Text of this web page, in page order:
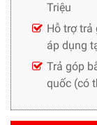
Triệu
Hỗ trợ trả
áp dụng
Trả góp
quốc (có